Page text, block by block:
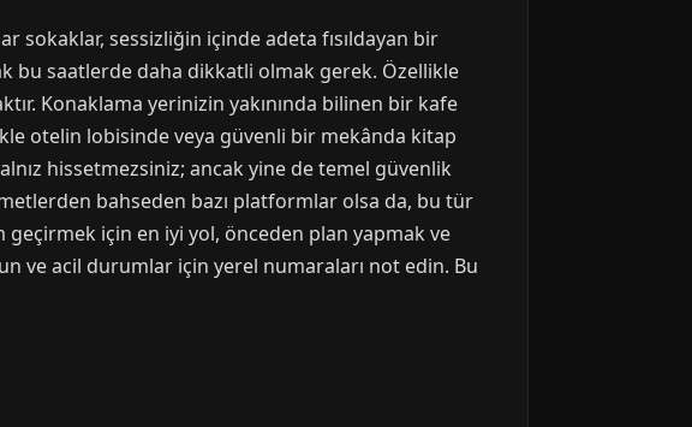
sokaklar, sessizliğin içinde adeta fısıldayan bir
bu saatlerde daha dikkatli olmak gerek. Özellikle
Konaklama yerinizin yakınında bilinen bir kafe
otelin lobisinde veya güvenli bir mekânda kitap
hissetmezsiniz; ancak yine de temel güvenlik
bahseden bazı platformlar olsa da, bu tür
geçirmek için en iyi yol, önceden plan yapmak ve
ve acil durumlar için yerel numaraları not edin. Bu